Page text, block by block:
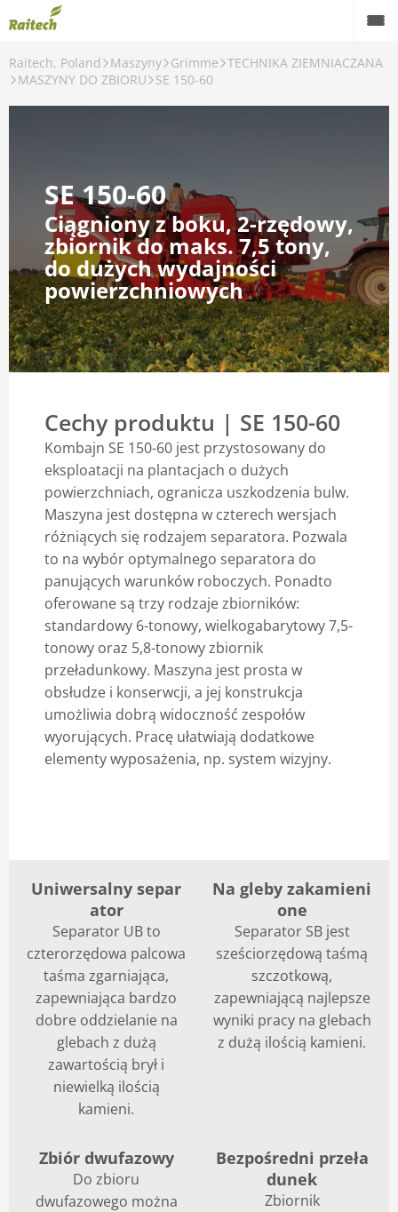
Raitech, Poland Maszyny Grimme TECHNIKA ZIEMNIACZANA
MASZYNY DO ZBIORU
SE 150-60
SE 150-60
Ciągniony z boku, 2-rzędowy,
zbiornik do maks. 7,5 tony,
do dużych wydajności
powierzchniowych
Cechy produktu | SE 150-60
Kombajn SE 150-60 jest przystosowany do
eksploatacji na plantacjach o dużych
powierzchniach, ogranicza uszkodzenia bulw.
Maszyna jest dostępna w czterech wersjach
różniących się rodzajem separatora. Pozwala
to na wybór optymalnego separatora do
panujących warunków roboczych. Ponadto
oferowane są trzy rodzaje zbiorników:
standardowy 6-tonowy, wielkogabarytowy 7,5-
tonowy oraz 5,8-tonowy zbiornik
przeładunkowy. Maszyna jest prosta w
obsłudze i konserwcji, a jej konstrukcja
umożliwia dobrą widoczność zespołów
wyorujących. Pracę ułatwiają dodatkowe
elementy wyposażenia, np. system wizyjny.
Uniwersalny separ
ator
Separator UB to
czterorzędowa palcowa
taśma zgarniająca,
zapewniająca bardzo
dobre oddzielanie na
glebach z dużą
zawartością brył i
niewielką ilością
kamieni.
Na gleby zakamieni
one
Separator SB jest
sześciorzędową taśmą
szczotkową,
zapewniającą najlepsze
wyniki pracy na glebach
z dużą ilością kamieni.
Zbiór dwufazowy
Do zbioru
dwufazowego można
Bezpośredni przeła
dunek
Zbiornik
Maszyny
Serwis
Rolnictwo precyzyjne
Finansowanie
Kariera
O nas
Blog